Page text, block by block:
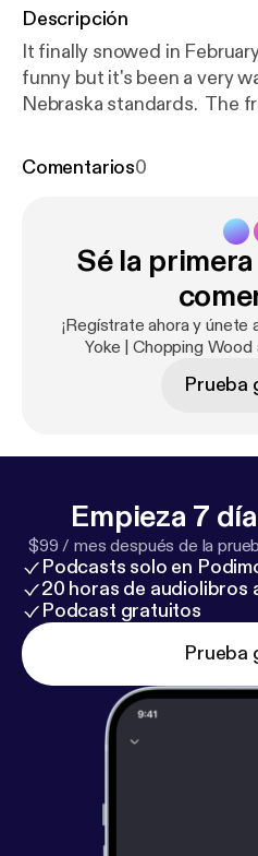
Descripción
It finally snowed in
funny but it's been a very
Nebraska standards. The
play in the snow, except
for the last couple of
Comentarios0
Sé la
¡Regístrate ahora y únete
Yoke | Chopping
Prueba
Empieza 7
$99 / mes después de la
Podcasts solo en
20 horas de audiolibros
Podcast gratuitos
Prueba